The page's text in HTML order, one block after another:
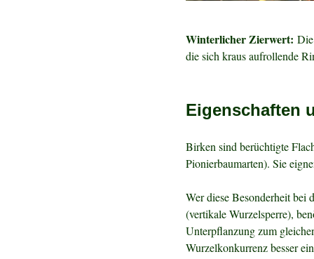
Winterlicher Zierwert:
die sich kraus aufrollende
Eigenschaften
Birken sind berüchtigte
Pionierbaumarten). Sie
Wer diese Besonderheit bei
(vertikale Wurzelsperre),
Unterpflanzung zum
Wurzelkonkurrenz besser